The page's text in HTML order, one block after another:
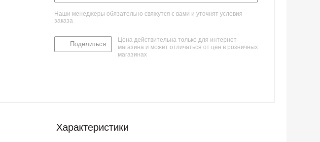
Наши менеджеры обязательно свяжутся с вами и уточнят условия
заказа
Поделиться
Цена действительна только для интернет-
магазина и может отличаться от цен в розничных
магазинах
Характеристики